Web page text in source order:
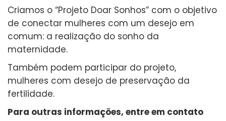
Criamos o “Projeto Doar Sonhos” com o objetivo
de conectar mulheres com um desejo em
comum: a realização do sonho da
maternidade.
Também podem participar do projeto,
mulheres com desejo de preservação da
fertilidade.
Para outras informações, entre em contato